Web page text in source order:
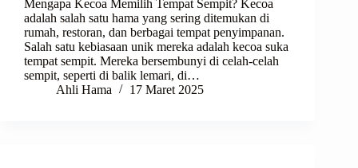
Mengapa Kecoa Memilih Tempat Sempit? Kecoa
adalah salah satu hama yang sering ditemukan di
rumah, restoran, dan berbagai tempat penyimpanan.
Salah satu kebiasaan unik mereka adalah kecoa suka
tempat sempit. Mereka bersembunyi di celah-celah
sempit, seperti di balik lemari, di…
Ahli Hama
17 Maret 2025